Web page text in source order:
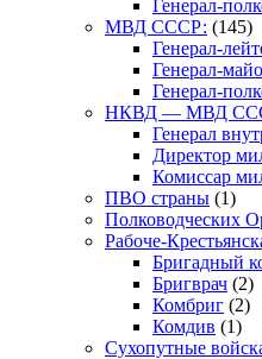
Генерал-
МВД СССР: (145)
Генерал-
Генерал-
Генерал-
НКВД — МВД
Генерал
Директор
Комиссар
ПВО страны (1)
Полководческих
Рабоче-
Бригадный
Бригврач (2)
Комбриг (2)
Комдив (1)
Сухопутные